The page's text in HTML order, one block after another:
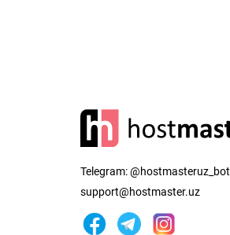
Telegram:@hostmasteruz_bot
support@hostmaster.uz